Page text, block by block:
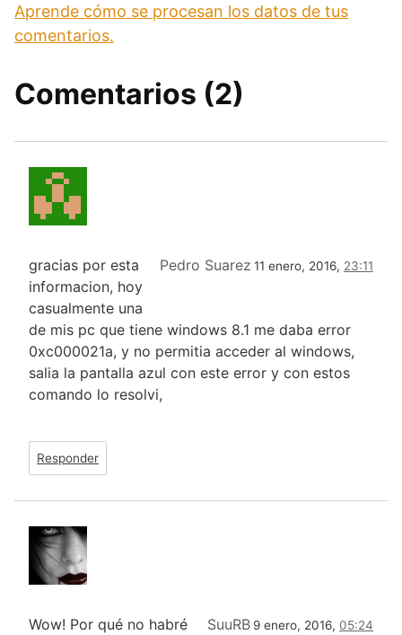
Aprende cómo se procesan los datos de tus
comentarios.
Comentarios (2)
Pedro Suarez 11 enero, 2016, 23:11
gracias por esta
informacion, hoy
casualmente una
de mis pc que tiene windows 8.1 me daba error
0xc000021a, y no permitia acceder al windows,
salia la pantalla azul con este error y con estos
comando lo resolvi,
Responder
SuuRB 9 enero, 2016, 05:24
Wow! Por qué no habré